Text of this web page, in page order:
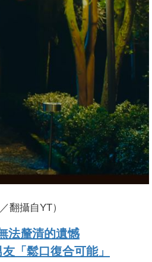
翻攝自YT）
法釐清的遺憾
「鬆口復合可能」